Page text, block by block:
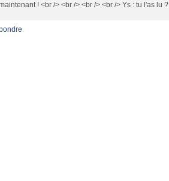
! <br /> <br /> <br /> <br /> Ys : tu l'as lu ?